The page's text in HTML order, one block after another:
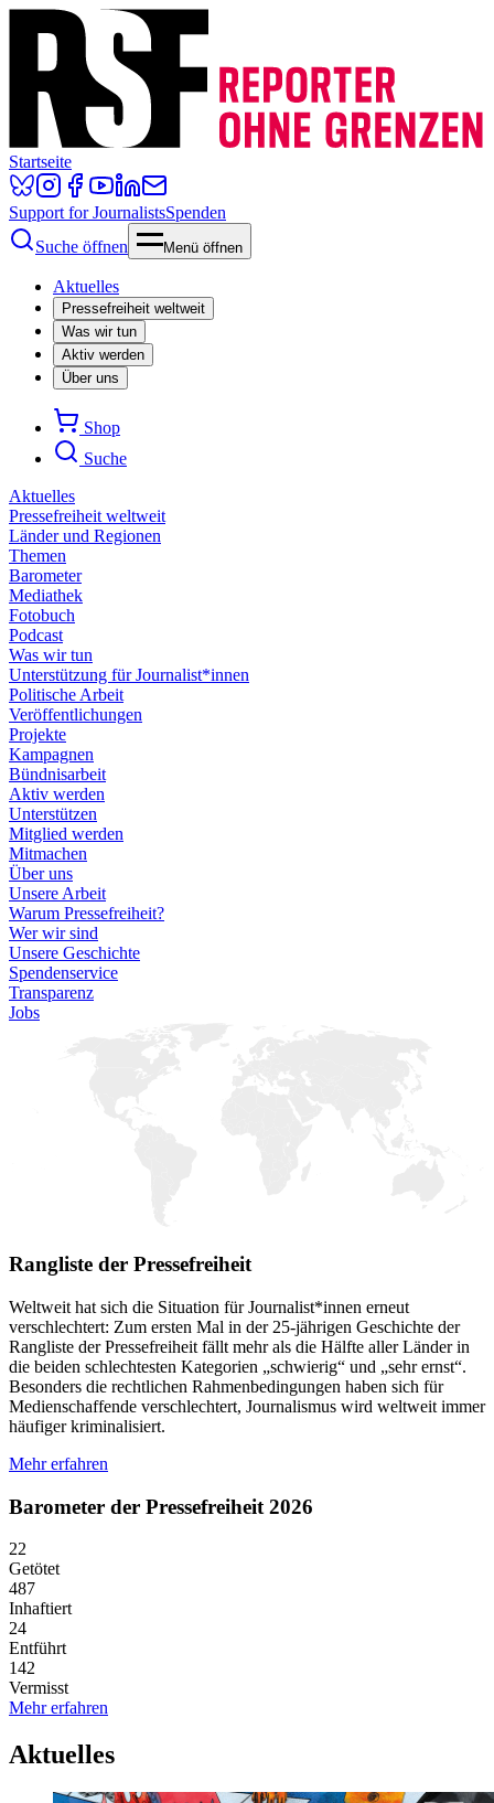
Startseite
Support for JournalistsSpenden
Suche öffnen
Menü öffnen
Aktuelles
Pressefreiheit weltweit
Was wir tun
Aktiv werden
Über uns
Shop
Suche
Aktuelles
Pressefreiheit weltweit
Länder und Regionen
Themen
Barometer
Mediathek
Fotobuch
Podcast
Was wir tun
Unterstützung für Journalist*innen
Politische Arbeit
Veröffentlichungen
Projekte
Kampagnen
Bündnisarbeit
Aktiv werden
Unterstützen
Mitglied werden
Mitmachen
Über uns
Unsere Arbeit
Warum Pressefreiheit?
Wer wir sind
Unsere Geschichte
Spendenservice
Transparenz
Jobs
Rangliste der Pressefreiheit
Weltweit hat sich die Situation für Journalist*innen erneut
verschlechtert: Zum ersten Mal in der 25-jährigen Geschichte der
Rangliste der Pressefreiheit fällt mehr als die Hälfte aller Länder in
die beiden schlechtesten Kategorien „schwierig“ und „sehr ernst“.
Besonders die rechtlichen Rahmenbedingungen haben sich für
Medienschaffende verschlechtert, Journalismus wird weltweit immer
häufiger kriminalisiert.
Mehr erfahren
Barometer der Pressefreiheit 2026
22
Getötet
487
Inhaftiert
24
Entführt
142
Vermisst
Mehr erfahren
Aktuelles